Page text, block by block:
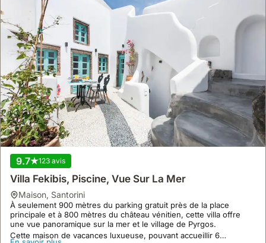
9.7 123 avis
Villa Fekibis, Piscine, Vue Sur La Mer
maison, Santorini
À seulement 900 mètres du parking gratuit près de la place
principale et à 800 mètres du château vénitien, cette villa offre
une vue panoramique sur la mer et le village de Pyrgos.
Cette maison de vacances luxueuse, pouvant accueillir 6